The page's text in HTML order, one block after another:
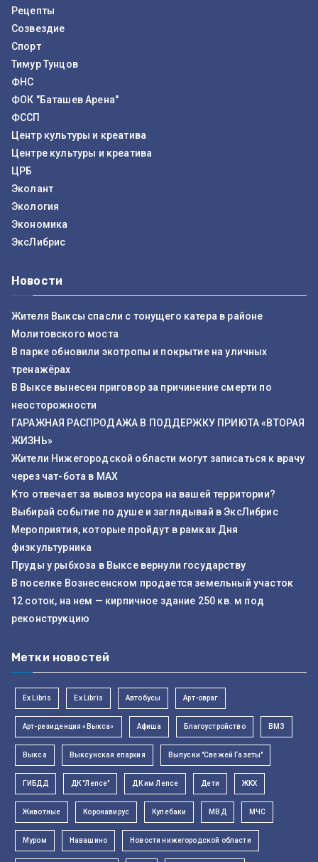
Рецепты
Созвездие
Спорт
Тимур Тунцов
ФНС
ФОК "Баташев Арена"
ФССП
Центр культуры и креатива
Центре культуры и креатива
ЦРБ
Эколант
Экология
Экономика
ЭксЛибрис
Новости
Жителя Выксы спасли с тонущего катера в районе
Молитовского моста
В парке обновили экотропы и покрытие на уличных
тренажёрах
В Выксе вынесен приговор за причинение смерти по
неосторожности
ГАРАЖНАЯ РАСПРОДАЖА В ПОДДЕРЖКУ ПРИЮТА «ВТОРАЯ
ЖИЗНЬ»
Жители Нижегородской области могут записаться к врачу
через чат-бота в MAX
Кто отвечает за вывоз мусора на вашей территории?
Выбирай событие по душе и заглядывай в ЭксЛибрис
Мероприятия, которые пройдут в рамках Дня
физкультурника
Пруды у рыбхоза в Выксе вернули государству
В поселке Вознесенском продается земельный участок
12 соток, на нем — кирпичное здание 250 кв. м под
реконструкцию
Метки новостей
Ex Libris Ex Libris Автобусы Арт-овраг
Арт-резиденция «Выкса» Афиша Благоустройство ВМЗ
Выкса Выксунская епархия Выпуски "Свежей Газеты"
ГИБДД ДК "Лепсе" ДК им Лепсе Дети ЖКХ
Животные Коронавирус Кулебаки МВД МЧС
Муром Навашино Новости нижегородской области